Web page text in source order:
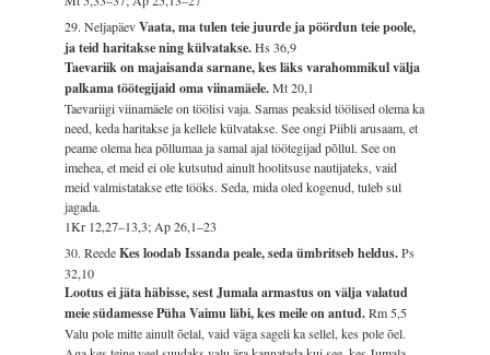
29. NeljapäevVaata, ma tulen teie juurde ja pöördun teie poole,
ja teid haritakse ning külvatakse.Hs 36,9
Taevariik on majaisanda sarnane, kes läks varahommikul välja
palkama töötegijaid oma viinamäele.Mt 20,1
Taevariigi viinamäele on töölisi vaja. Samas peaksid töölised olema ka
need, keda haritakse ja kellele külvatakse. See ongi Piibli arusaam, et
peame olema hea põllumaa ja samal ajal töötegijad põllul. See on
imehea, et meid ei ole kutsutud ainult hoolitsuse nautijateks, vaid
meid valmistatakse ette tööks. Seda, mida oled kogenud, tuleb sul
jagada.
1Kr 12,27–13,3; Ap 26,1–23
30. ReedeKes loodab Issanda peale, seda ümbritseb heldus.Ps
32,10
Lootus ei jäta häbisse, sest Jumala armastus on välja valatud
meie südamesse Püha Vaimu läbi, kes meile on antud.Rm 5,5
Valu pole mitte ainult õelal, vaid väga sageli ka sellel, kes pole õel.